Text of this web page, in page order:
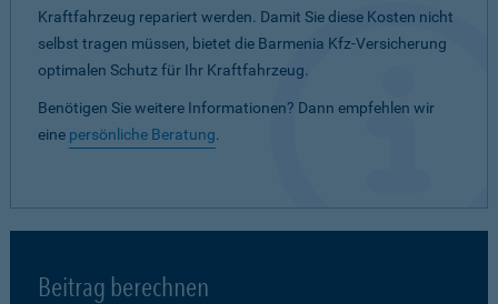
Kraftfahrzeug repariert werden. Damit Sie diese Kosten nicht
selbst tragen müssen, bietet die Barmenia Kfz-Versicherung
optimalen Schutz für Ihr Kraftfahrzeug.
Benötigen Sie weitere Informationen? Dann empfehlen wir
eine persönliche Beratung.
Beitrag berechnen